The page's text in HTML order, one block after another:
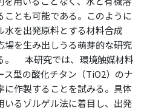
ことも可能である。このように
水を出発原料とする材料合成
場を生み出しうる萌芽的な研究
。 本研究では、環境触媒材料
ス型の酸化チタン（TiO2）のナ
に作製することを試みる。具体
いるゾルゲル法に着目し、出発